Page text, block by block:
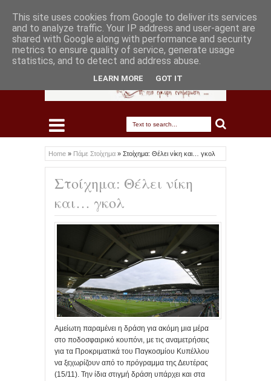
Home » Πάμε Στοίχημα » Στοίχημα: Θέλει νίκη και… γκολ
Στοίχημα: Θέλει νίκη
και… γκολ
Αμείωτη παραμένει η δράση για ακόμη μια μέρα
στο ποδοσφαιρικό κουπόνι, με τις αναμετρήσεις
για τα Προκριματικά του Παγκοσμίου Κυπέλλου
να ξεχωρίζουν από το πρόγραμμα της Δευτέρας
(15/11). Την ίδια στιγμή δράση υπάρχει και στα
This site uses cookies from Google to deliver its services
and to analyze traffic. Your IP address and user-agent are
shared with Google along with performance and security
metrics to ensure quality of service, generate usage
statistics, and to detect and address abuse.
LEARN MORE GOT IT